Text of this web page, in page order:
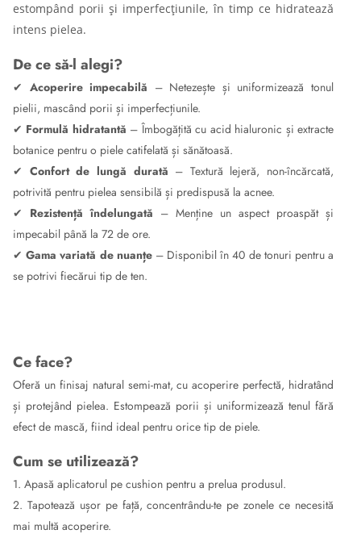
estompând porii și imperfecțiunile, în timp ce hidratează
intens pielea.
De ce să-l alegi?
✔ Acoperire impecabilă – Netezește și uniformizează tonul
pielii, mascând porii și imperfecțiunile.
✔ Formulă hidratantă – Îmbogățită cu acid hialuronic și extracte
botanice pentru o piele catifelată și sănătoasă.
✔ Confort de lungă durată – Textură lejeră, non-încărcată,
potrivită pentru pielea sensibilă și predispusă la acnee.
✔ Rezistență îndelungată – Menține un aspect proaspăt și
impecabil până la 72 de ore.
✔Gama variată de nuanțe– Disponibil în 40 de tonuri pentru a
se potrivi fiecărui tip de ten.
Ce face?
Oferă un finisaj natural semi-mat, cu acoperire perfectă, hidratând
și protejând pielea. Estompează porii și uniformizează tenul fără
efect de mască, fiind ideal pentru orice tip de piele.
Cum se utilizează?
1. Apasă aplicatorul pe cushion pentru a prelua produsul.
2. Tapotează ușor pe față, concentrându-te pe zonele ce necesită
mai multă acoperire.